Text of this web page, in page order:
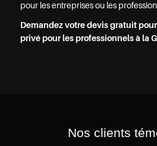
pour les entreprises ou les
Demandez votre devis gratuit
privé pour les professionnels à la
Nos clients